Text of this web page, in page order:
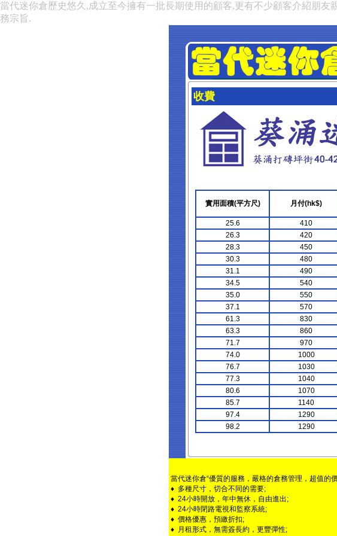
當代迷你倉歷史悠久,成立至今擁有一批長期使用的顧客,更有不少顧客介紹朋
務宗旨.
收費
實用面積(平方尺) 月付(hk$)
25.6 410
26.3
420
28.3
450
30.3
480
31.1
490
34.5
540
35.0
550
37.1
570
61.3
830
63.3
860
71.7
970
74.0
1000
76.7
1030
77.3
1040
80.6
1070
85.7
1140
97.4
1290
98.2
1290
當代迷你倉“優質的服務，嚴格的倉務管理，超值的
♦ 多種尺寸，切合不同的需要;
♦ 24小時開放，年中無休，自由進出;
♦ 24小時閉路電視和監察系統;
♦ 價格優惠，預繳折扣;
♦ 月租形式，無需簽長約，更豐彈性;